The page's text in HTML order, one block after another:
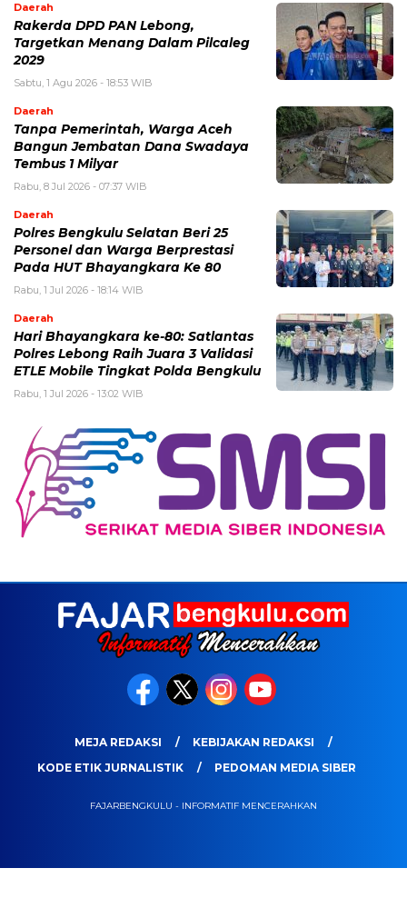
Daerah
Rakerda DPD PAN Lebong,
Targetkan Menang Dalam Pilcaleg
2029
Sabtu, 1 Agu 2026 - 18:53 WIB
Daerah
Tanpa Pemerintah, Warga Aceh
Bangun Jembatan Dana Swadaya
Tembus 1 Milyar
Rabu, 8 Jul 2026 - 07:37 WIB
Daerah
Polres Bengkulu Selatan Beri 25
Personel dan Warga Berprestasi
Pada HUT Bhayangkara Ke 80
Rabu, 1 Jul 2026 - 18:14 WIB
Daerah
Hari Bhayangkara ke-80: Satlantas
Polres Lebong Raih Juara 3 Validasi
ETLE Mobile Tingkat Polda Bengkulu
Rabu, 1 Jul 2026 - 13:02 WIB
MEJA REDAKSI
KEBIJAKAN REDAKSI
KODE ETIK JURNALISTIK
PEDOMAN MEDIA SIBER
FAJARBENGKULU - INFORMATIF MENCERAHKAN